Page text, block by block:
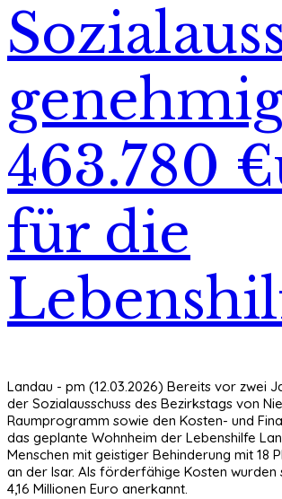
463.780
für die
Landau - pm (12.03.2026) Bereits vor zwei
der Sozialausschuss des Bezirkstags von
Raumprogramm sowie den Kosten- und
das geplante Wohnheim der Lebenshilfe
Menschen mit geistiger Behinderung mit 18
an der Isar. Als förderfähige Kosten wurden
4,16 Millionen Euro anerkannt.